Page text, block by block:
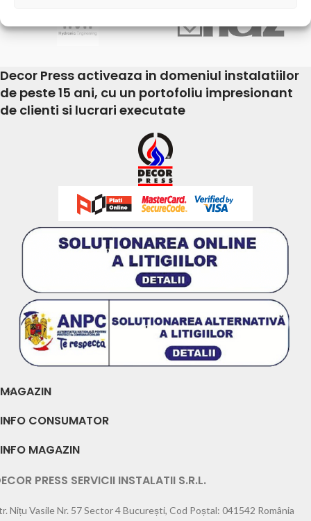
Decor Press activeaza in domeniul instalatiilor
de peste 15 ani, cu un portofoliu impresionant
de clienti si lucrari executate
MAGAZIN
INFO CONSUMATOR
INFO MAGAZIN
PRESS SERVICII INSTALATII S.R.L.
Nițu Vasile Nr. 57 Sector 4 București, Cod Poștal: 041542 România